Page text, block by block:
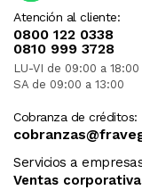
Atención al cliente:
0800 122 0338
0810 999 3728
LU-VI de 09:00 a 18:00
SA de 09:00 a 13:00
Cobranza de créditos:
Servicios a
Ventas